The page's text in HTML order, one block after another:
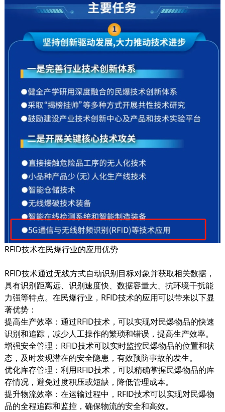
RFID技术在民爆行业的应用优势
RFID技术通过无线方式自动识别目标对象并获取相关数据，
具有识别距离远、识别速度快、数据容量大、抗环境干扰能
力强等特点。在民爆行业，RFID技术的应用可以带来以下显
著优势：
提高生产效率：通过RFID技术，可以实现对民爆物品的快速
识别和追踪，减少人工操作的繁琐和错误，提高生产效率。
增强安全管理：RFID技术可以实时监控民爆物品的位置和状
态，及时发现潜在的安全隐患，有效预防事故的发生。
优化库存管理：利用RFID技术，可以精确掌握民爆物品的库
存情况，避免过度积压或短缺，降低管理成本。
提升物流效率：在运输过程中，RFID技术可以实现对民爆物
品的全程追踪和监控，确保物流的安全和高效。